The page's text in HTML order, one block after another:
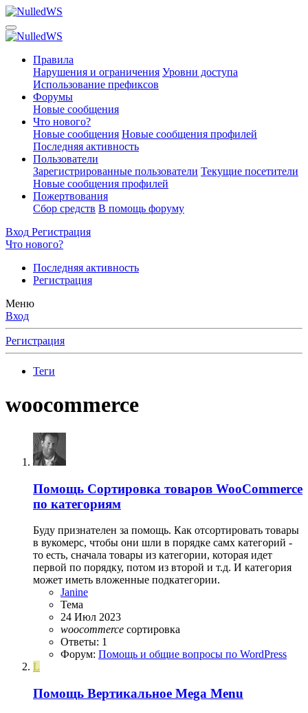
Правила
Нарушения и ограничения Уровни доступа
Использование префиксов
Форумы
Новые сообщения
Что нового?
Новые сообщения Новые сообщения профилей
Последняя активность
Пользователи
Зарегистрированные пользователи Текущие посетители
Новые сообщения профилей
Пожертвования
Сбор средств В помощь форуму
Вход Регистрация
Что нового?
Последняя активность
Регистрация
Меню
Вход
Регистрация
Теги
woocommerce
Помощь Сортировка товаров WooCommerce
по категориям
Буду признателен за помощь. Как отсортировать товары
в вукомерс, чтобы они шли в порядке самх категорий -
то есть, сначала товары из категории, которая идет
первой по порядку, потом из второй и т.д. И категория
может иметь вложенные подкатегории.
Janine
Тема
24 Июл 2023
woocommerce сортировка
Ответы: 1
Форум: Помощь и общие вопросы по WordPress
L
Помощь Вертикальное Mega Menu